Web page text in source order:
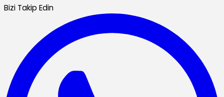
Bizi Takip Edin